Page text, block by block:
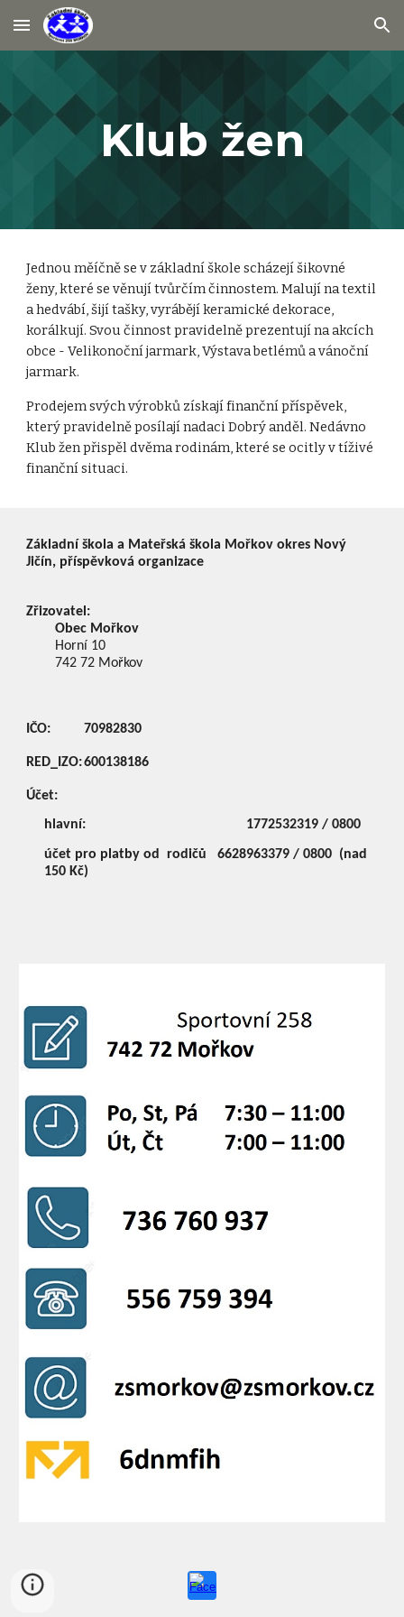
Skip to main content Skip to navigation
Klub žen
Jednou měíčně se v základní škole scházejí šikovné
ženy, které se věnují tvůrčím činnostem. Malují na textil
a hedvábí, šijí tašky, vyrábějí keramické dekorace,
korálkují. Svou činnost pravidelně prezentují na akcích
obce - Velikonoční jarmark, Výstava betlémů a vánoční
jarmark.
Prodejem svých výrobků získají finanční příspěvek,
který pravidelně posílají nadaci Dobrý anděl. Nedávno
Klub žen přispěl dvěma rodinám, které se ocitly v tíživé
finanční situaci.
Základní škola a Mateřská škola Mořkov okres Nový
Jičín, příspěvková organizace
Zřizovatel:
Obec Mořkov
Horní 10
742 72 Mořkov
IČO: 70982830
RED_IZO:600138186
Účet:
hlavní: 1772532319 / 0800
účet pro platby od rodičů
6628963379 / 0800 (nad
150 Kč)